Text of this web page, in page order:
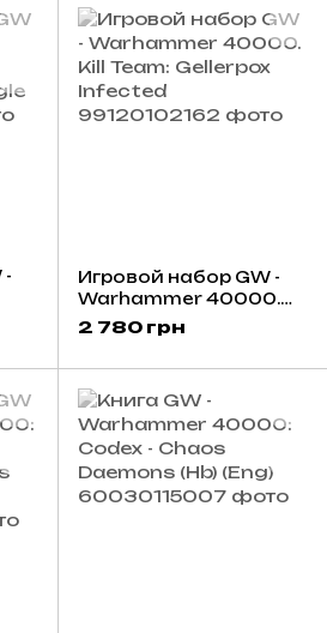
-
Игровой набор GW -
Warhammer 40000.
Kill Team: Gellerpox
Infected
2 780 грн